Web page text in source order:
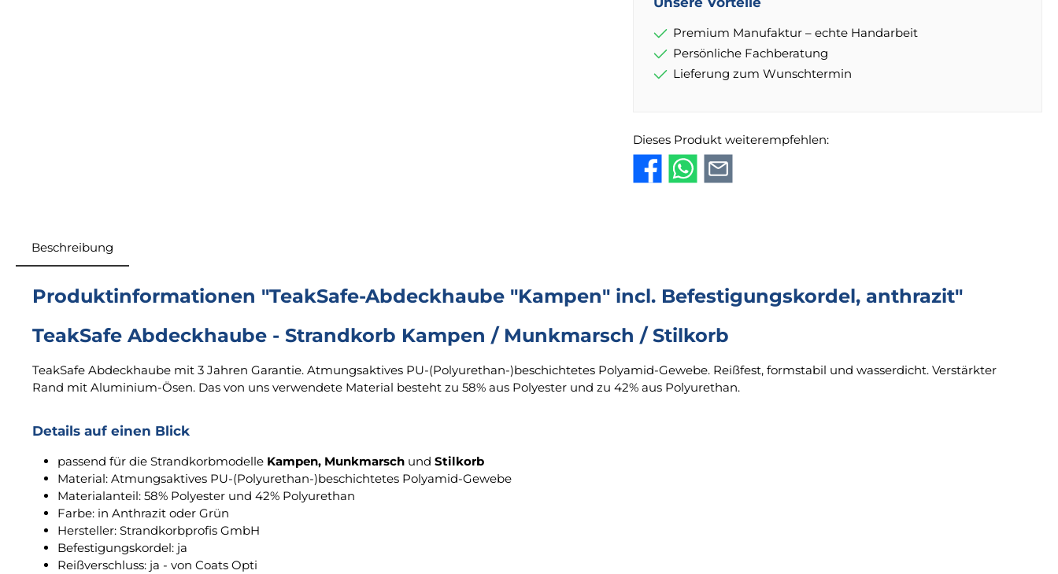
Premium Manufaktur – echte Handarbeit
Persönliche Fachberatung
Lieferung zum Wunschtermin
Dieses Produkt weiterempfehlen:
Beschreibung
Produktinformationen "TeakSafe-Abdeckhaube "Kampen" incl. Befestigungskordel, anthrazit"
TeakSafe Abdeckhaube - Strandkorb Kampen / Munkmarsch / Stilkorb
TeakSafe Abdeckhaube mit 3 Jahren Garantie. Atmungsaktives PU-(Polyurethan-)beschichtetes Polyamid-Gewebe. Reißfest, formstabil und wasserdicht. Verstärkter
Rand mit Aluminium-Ösen. Das von uns verwendete Material besteht zu 58% aus Polyester und zu 42% aus Polyurethan.
Details auf einen Blick
passend für die Strandkorbmodelle Kampen, Munkmarsch und Stilkorb
Material: Atmungsaktives PU-(Polyurethan-)beschichtetes Polyamid-Gewebe
Materialanteil: 58% Polyester und 42% Polyurethan
Farbe: in Anthrazit oder Grün
Hersteller: Strandkorbprofis GmbH
Befestigungskordel: ja
Reißverschluss: ja - von Coats Opti